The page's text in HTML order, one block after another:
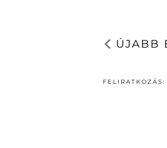
ÚJABB
FELIRATKOZÁS: